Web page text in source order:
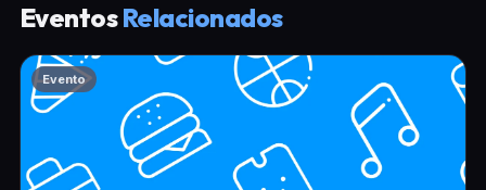
EventosRelacionados
Evento